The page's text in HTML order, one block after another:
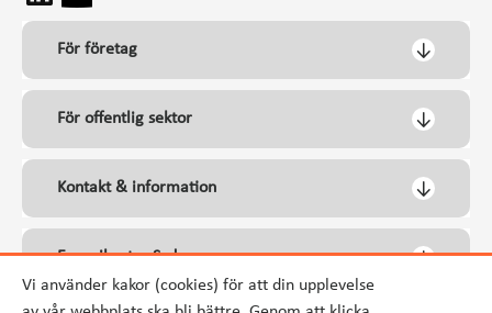
Vi använder kakor (cookies) för att din upplevelse
För företag
För offentlig sektor
Kontakt & information
Energikontor Syd